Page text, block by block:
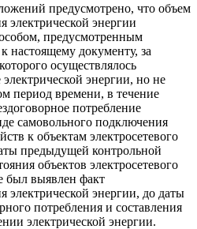
предусмотрено, что объем
электрической энергии
предусмотренным
настоящему документу, за
осуществлялось
энергии, но не
период времени, в течение
потребление
самовольного подключения
к объектам электросетевого
предыдущей контрольной
объектов электросетевого
был выявлен факт
электрической энергии, до даты
потребления и составления
электрической энергии.